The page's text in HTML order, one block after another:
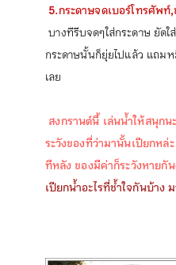
5.กระดาษจดเบอร์โทรศัพ
บางทีรีบจดๆใส่กระดาษ ยัดใ
กระดาษนั้นก็ยุ่ยไปแล้ว แถมห
เลย
สงกรานต์นี้ เล่นน้ำให้สนุกน
ระวังของที่ว่ามานั้นเปียกหล่
ทีหลัง ของมีค่าก็ระวังหายกั
เปียกน้ำอะไรที่ช้ำใจกันบ้าง